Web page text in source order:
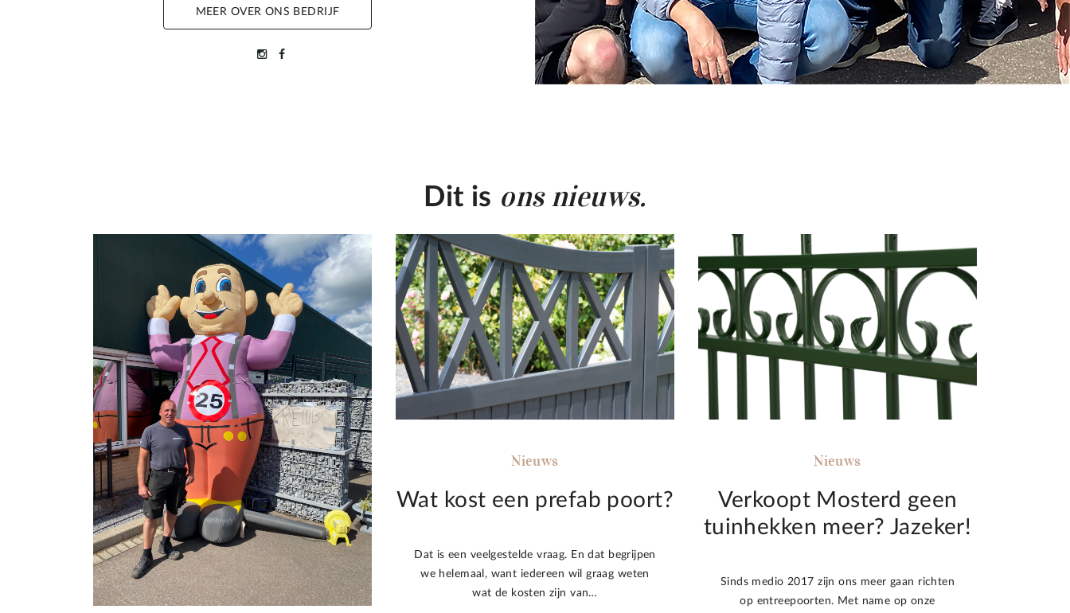
MEER OVER ONS BEDRIJF
Dit is ons nieuws.
Nieuws
Wat kost een prefab poort?
Dat is een veelgestelde vraag. En dat begrijpen
we helemaal, want iedereen wil graag weten
wat de kosten zijn van…
Nieuws
Verkoopt Mosterd geen
tuinhekken meer? Jazeker!
Sinds medio 2017 zijn ons meer gaan richten
op entreepoorten. Met name op onze